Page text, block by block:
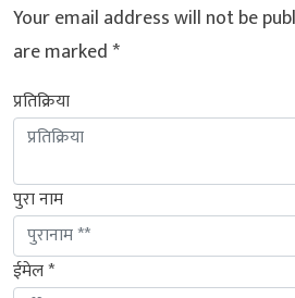
Your email address will not be
are marked*
प्रतिक्रिया
पुरा नाम
ईमेल *